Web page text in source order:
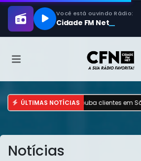
ÚLTIMAS NOTÍCIAS
e rouba clientes em São Luís •
Notícias